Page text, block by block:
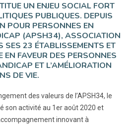
UN ENJEU SOCIAL FORT
PUBLIQUES. DEPUIS
POUR PERSONNES EN
(APSH34), ASSOCIATION
SES 23 ÉTABLISSEMENTS ET
EN FAVEUR DES PERSONNES
ET L’AMÉLIORATION
DE VIE.
des valeurs de l’APSH34, le
son activité au 1er août 2020 et
innovant à